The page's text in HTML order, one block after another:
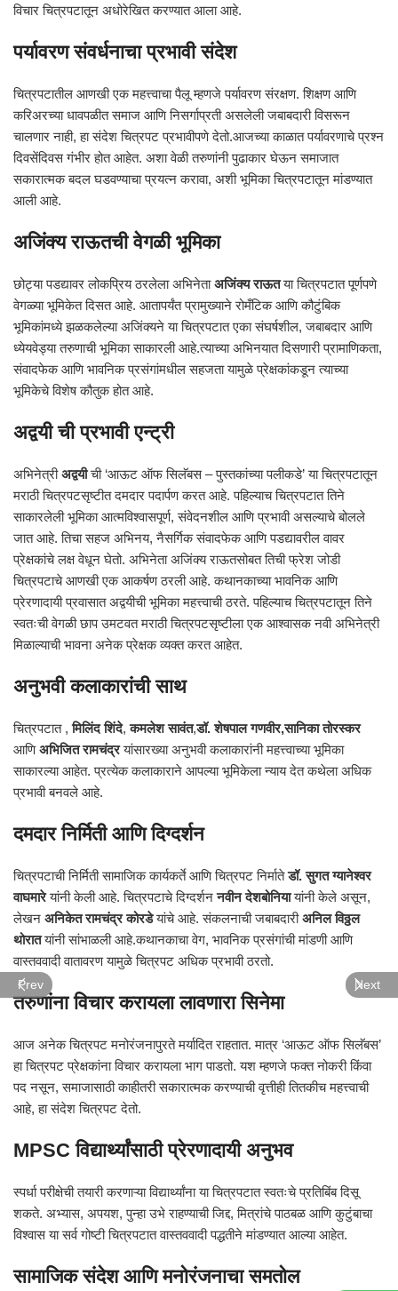
विचार चित्रपटातून अधोरेखित करण्यात आला आहे.
पर्यावरण संवर्धनाचा प्रभावी संदेश
चित्रपटातील आणखी एक महत्त्वाचा पैलू म्हणजे पर्यावरण संरक्षण. शिक्षण आणि
करिअरच्या धावपळीत समाज आणि निसर्गाप्रती असलेली जबाबदारी विसरून
चालणार नाही, हा संदेश चित्रपट प्रभावीपणे देतो.आजच्या काळात पर्यावरणाचे प्रश्न
दिवसेंदिवस गंभीर होत आहेत. अशा वेळी तरुणांनी पुढाकार घेऊन समाजात
सकारात्मक बदल घडवण्याचा प्रयत्न करावा, अशी भूमिका चित्रपटातून मांडण्यात
आली आहे.
अजिंक्य राऊतची वेगळी भूमिका
छोट्या पडद्यावर लोकप्रिय ठरलेला अभिनेताअजिंक्य राऊतया चित्रपटात पूर्णपणे
वेगळ्या भूमिकेत दिसत आहे. आतापर्यंत प्रामुख्याने रोमँटिक आणि कौटुंबिक
भूमिकांमध्ये झळकलेल्या अजिंक्यने या चित्रपटात एका संघर्षशील, जबाबदार आणि
ध्येयवेड्या तरुणाची भूमिका साकारली आहे.त्याच्या अभिनयात दिसणारी प्रामाणिकता,
संवादफेक आणि भावनिक प्रसंगांमधील सहजता यामुळे प्रेक्षकांकडून त्याच्या
भूमिकेचे विशेष कौतुक होत आहे.
अद्वयी ची प्रभावी एन्ट्री
अभिनेत्रीअद्वयीची ‘आऊट ऑफ सिलॅबस – पुस्तकांच्या पलीकडे’ या चित्रपटातून
मराठी चित्रपटसृष्टीत दमदार पदार्पण करत आहे. पहिल्याच चित्रपटात तिने
साकारलेली भूमिका आत्मविश्वासपूर्ण, संवेदनशील आणि प्रभावी असल्याचे बोलले
जात आहे. तिचा सहज अभिनय, नैसर्गिक संवादफेक आणि पडद्यावरील वावर
प्रेक्षकांचे लक्ष वेधून घेतो. अभिनेता अजिंक्य राऊतसोबत तिची फ्रेश जोडी
चित्रपटाचे आणखी एक आकर्षण ठरली आहे. कथानकाच्या भावनिक आणि
प्रेरणादायी प्रवासात अद्वयीची भूमिका महत्त्वाची ठरते. पहिल्याच चित्रपटातून तिने
स्वतःची वेगळी छाप उमटवत मराठी चित्रपटसृष्टीला एक आश्वासक नवी अभिनेत्री
मिळाल्याची भावना अनेक प्रेक्षक व्यक्त करत आहेत.
अनुभवी कलाकारांची साथ
चित्रपटात ,मिलिंद शिंदे,कमलेश सावंत,डॉ. शेषपाल गणवीर,सानिका तोरस्कर
आणिअभिजित रामचंद्रयांसारख्या अनुभवी कलाकारांनी महत्त्वाच्या भूमिका
साकारल्या आहेत. प्रत्येक कलाकाराने आपल्या भूमिकेला न्याय देत कथेला अधिक
प्रभावी बनवले आहे.
दमदार निर्मिती आणि दिग्दर्शन
चित्रपटाची निर्मिती सामाजिक कार्यकर्ते आणि चित्रपट निर्मातेडॉ. सुगत ग्यानेश्वर
वाघमारेयांनी केली आहे. चित्रपटाचे दिग्दर्शननवीन देशबोनियायांनी केले असून,
लेखन अनिकेत रामचंद्र कोरडेयांचे आहे. संकलनाची जबाबदारीअनिल विठ्ठल
थोरातयांनी सांभाळली आहे.कथानकाचा वेग, भावनिक प्रसंगांची मांडणी आणि
वास्तववादी वातावरण यामुळे चित्रपट अधिक प्रभावी ठरतो.
तरुणांना विचार करायला लावणारा सिनेमा
आज अनेक चित्रपट मनोरंजनापुरते मर्यादित राहतात. मात्र ‘आऊट ऑफ सिलॅबस’
हा चित्रपट प्रेक्षकांना विचार करायला भाग पाडतो. यश म्हणजे फक्त नोकरी किंवा
पद नसून, समाजासाठी काहीतरी सकारात्मक करण्याची वृत्तीही तितकीच महत्त्वाची
आहे, हा संदेश चित्रपट देतो.
MPSC विद्यार्थ्यांसाठी प्रेरणादायी अनुभव
स्पर्धा परीक्षेची तयारी करणाऱ्या विद्यार्थ्यांना या चित्रपटात स्वतःचे प्रतिबिंब दिसू
शकते. अभ्यास, अपयश, पुन्हा उभे राहण्याची जिद्द, मित्रांचे पाठबळ आणि कुटुंबाचा
विश्वास या सर्व गोष्टी चित्रपटात वास्तववादी पद्धतीने मांडण्यात आल्या आहेत.
सामाजिक संदेश आणि मनोरंजनाचा समतोल
Prev Next